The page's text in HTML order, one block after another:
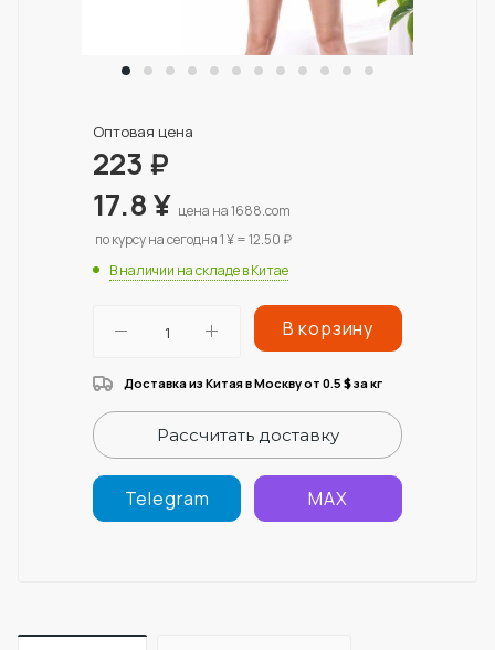
Оптовая цена
223 ₽
17.8¥ цена на 1688.com
по курсу на сегодня 1 ¥ = 12.50 ₽
В наличии на складе в Китае
В корзину
Доставка из Китая в Москву от 0.5 $за кг
Рассчитать доставку
Telegram MAX